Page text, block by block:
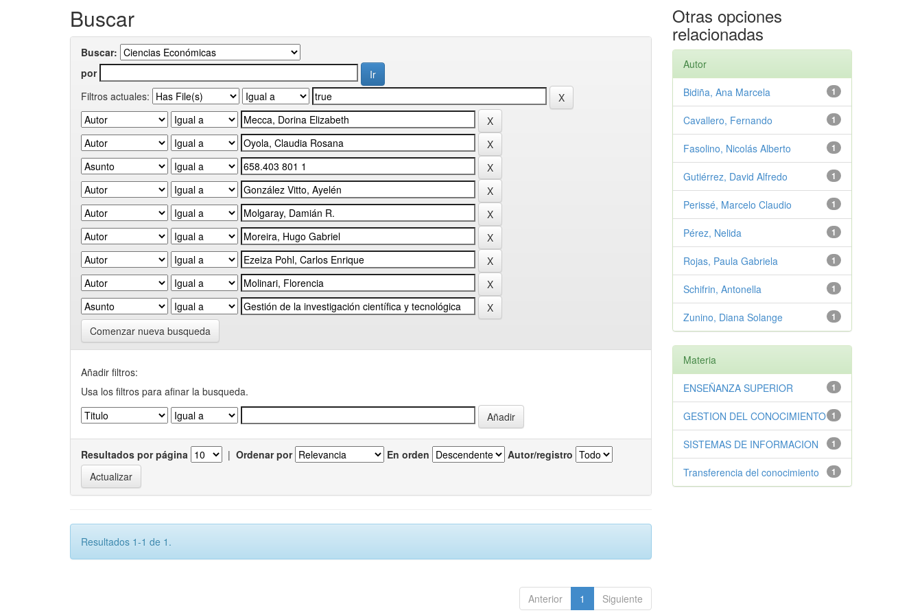
Buscar
Buscar:
por
Filtros actuales:
Comenzar nueva busqueda
Añadir filtros:
Usa los filtros para afinar la busqueda.
Resultados por página | Ordenar por En orden Autor/registro
Resultados 1-1 de 1.
Anterior 1 Siguiente
Otras opciones
relacionadas
Autor
1
Bidiña, Ana Marcela
1
Cavallero, Fernando
1
Fasolino, Nicolás Alberto
1
Gutiérrez, David Alfredo
1
Perissé, Marcelo Claudio
1
Pérez, Nelida
1
Rojas, Paula Gabriela
1
Schifrin, Antonella
1
Zunino, Diana Solange
Materia
1
ENSEÑANZA SUPERIOR
1
GESTION DEL CONOCIMIENTO
1
SISTEMAS DE INFORMACION
1
Transferencia del conocimiento